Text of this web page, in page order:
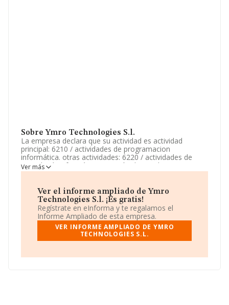
Sobre Ymro Technologies S.l.
La empresa declara que su actividad es actividad
principal: 6210 / actividades de programacion
informática. otras actividades: 6220 / actividades de
consultoría informática y gestión de instalaciones
informaticas. etc. La empresa aparece inscrita en el
CNAE: 6210 - '%cnae%'. La empresa no tiene actividad
en mercados exteriores.
La empresaYmro Technologies S.L, B26972174, se
encuentra en Calle Rossello núm. 64 Esc Iz P 5 Pta. 2,
(08029), en el municipio de Barcelona, Cataluña.
hasta 23.195 empresas, a nivel nacional la facturación
Ver más
Ver el informe ampliado de Ymro
Technologies S.l. ¡Es gratis!
Regístrate en eInforma y te regalamos el
Informe Ampliado de esta empresa.
VER INFORME AMPLIADO DE YMRO
TECHNOLOGIES S.L.